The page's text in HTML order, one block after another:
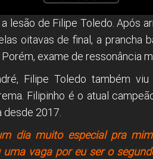
lesão de Filipe Toledo. Após
oitavas de final, a prancha
exame de ressonância
Filipe Toledo também
Filipinho é o atual
desde 2017.
dia muito especial pra
vaga por eu ser o